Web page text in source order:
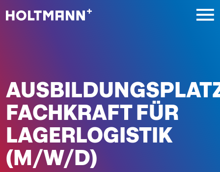
FACHKRAFT FÜR
LAGERLOGISTIK
(M/W/D)